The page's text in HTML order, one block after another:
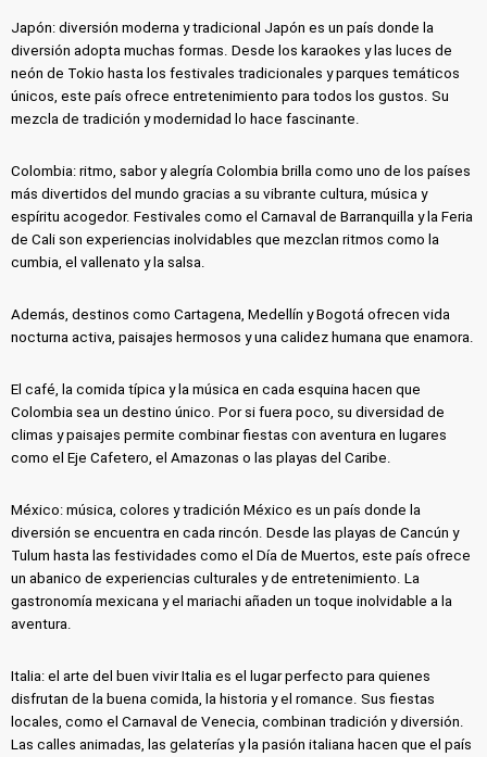
Japón: diversión moderna y tradicional Japón es un país donde la
diversión adopta muchas formas. Desde los karaokes y las luces de
neón de Tokio hasta los festivales tradicionales y parques temáticos
únicos, este país ofrece entretenimiento para todos los gustos. Su
mezcla de tradición y modernidad lo hace fascinante.
Colombia: ritmo, sabor y alegría Colombia brilla como uno de los países
más divertidos del mundo gracias a su vibrante cultura, música y
espíritu acogedor. Festivales como el Carnaval de Barranquilla y la Feria
de Cali son experiencias inolvidables que mezclan ritmos como la
cumbia, el vallenato y la salsa.
Además, destinos como Cartagena, Medellín y Bogotá ofrecen vida
nocturna activa, paisajes hermosos y una calidez humana que enamora.
El café, la comida típica y la música en cada esquina hacen que
Colombia sea un destino único. Por si fuera poco, su diversidad de
climas y paisajes permite combinar fiestas con aventura en lugares
como el Eje Cafetero, el Amazonas o las playas del Caribe.
México: música, colores y tradición México es un país donde la
diversión se encuentra en cada rincón. Desde las playas de Cancún y
Tulum hasta las festividades como el Día de Muertos, este país ofrece
un abanico de experiencias culturales y de entretenimiento. La
gastronomía mexicana y el mariachi añaden un toque inolvidable a la
aventura.
Italia: el arte del buen vivir Italia es el lugar perfecto para quienes
disfrutan de la buena comida, la historia y el romance. Sus fiestas
locales, como el Carnaval de Venecia, combinan tradición y diversión.
Las calles animadas, las gelaterías y la pasión italiana hacen que el país